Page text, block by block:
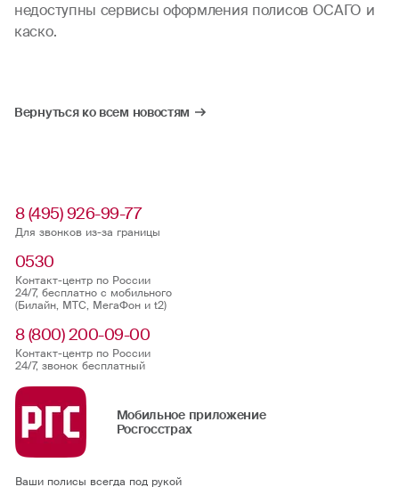
недоступны сервисы оформления полисов ОСАГО и
каско.
Вернуться ко всем новостям
8 (495) 926-99-77
Для звонков из-за границы
0530
Контакт-центр по России
24/7, бесплатно с мобильного
(Билайн, МТС, МегаФон и t2)
8 (800) 200-09-00
Контакт-центр по России
24/7, звонок бесплатный
Мобильное приложение
Росгосстрах
Ваши полисы всегда под рукой